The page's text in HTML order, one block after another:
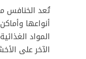
تُعد الخنافس
أنواعها
المواد
الآخر على